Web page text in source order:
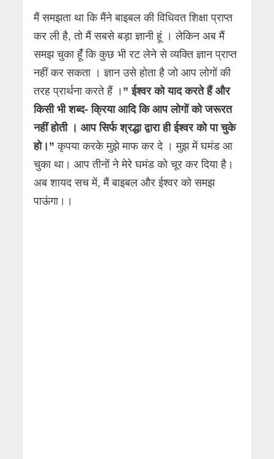
मैं समझता था कि मैंने बाइबल की विधिवत शिक्षा प्राप्त
कर ली है, तो मैं सबसे बड़ा ज्ञानी हूं । लेकिन अब मैं
समझ चुका हूंँ कि कुछ भी रट लेने से व्यक्ति ज्ञान प्राप्त
नहीं कर सकता । ज्ञान उसे होता है जो आप लोगों की
तरह प्रार्थना करते हैं । ” ईश्वर को याद करते हैं और
किसी भी शब्द- क्रिया आदि कि आप लोगों को जरूरत
नहीं होती । आप सिर्फ श्रद्धा द्वारा ही ईश्वर को पा चुके
हो।”कृपया करके मुझे माफ कर दे । मुझ में घमंड आ
चुका था। आप तीनों ने मेरे घमंड को चूर कर दिया है।
अब शायद सच में, मैं बाइबल और ईश्वर को समझ
पाऊंगा।।